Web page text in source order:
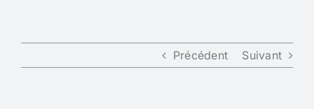
Précédent Suivant